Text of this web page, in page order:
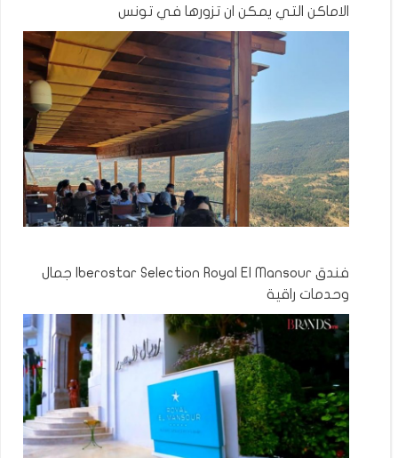
الاماكن التي يمكن ان تزورها في تونس
فندق Iberostar Selection Royal El Mansour جمال
وحدمات راقية